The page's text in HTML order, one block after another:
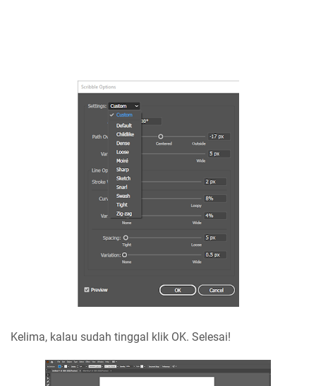
Kelima, kalau sudah tinggal klik OK. Selesai!